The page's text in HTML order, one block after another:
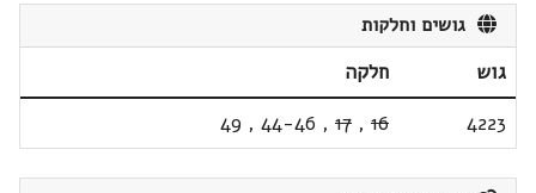
גושים וחלקות
גוש
חלקה
4223
16
,
17
,
44-46
,
49